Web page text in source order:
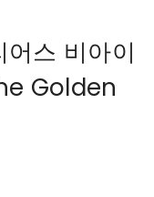
스 비아이
Golden